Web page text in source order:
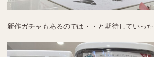
新作ガチャもあるのでは・・と期待していっ